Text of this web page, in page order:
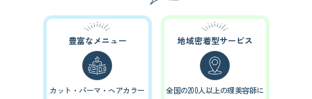
豊富なメニュー
カット・パーマ・ヘアカラー
地域密着型サービス
全国の200人以上の理美容師に